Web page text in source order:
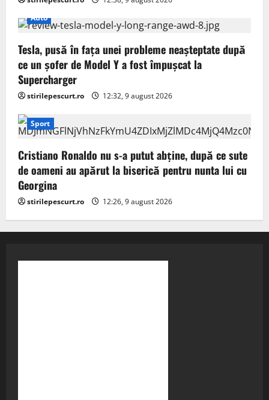
Auto
Tesla, pusă în fața unei probleme neașteptate după
ce un șofer de Model Y a fost împușcat la
Supercharger
stirilepescurt.ro 12:32, 9 august 2026
Sport
Cristiano Ronaldo nu s-a putut abține, după ce sute
de oameni au apărut la biserică pentru nunta lui cu
Georgina
stirilepescurt.ro 12:26, 9 august 2026